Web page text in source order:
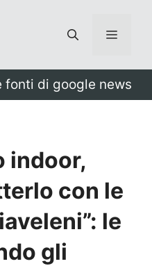
Menu
fonti di google news
indoor,
con le
le
gli